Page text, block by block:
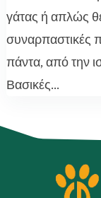
γάτας ή απλώς
συναρπαστικές
πάντα, από την
Βασικές...